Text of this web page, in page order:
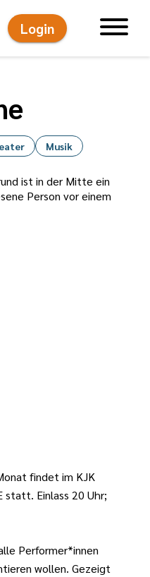
Login
Musik
findet im KJK
statt. Einlass 20 Uhr;
Performer*innen
wollen. Gezeigt